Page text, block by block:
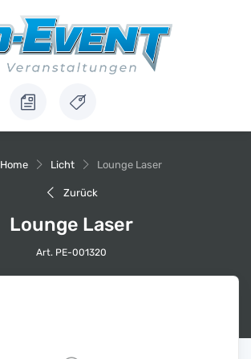
Home Licht Lounge Laser
Zurück
Lounge Laser
Art. PE-001320